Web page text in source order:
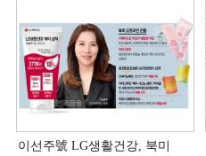
이선주號 LG생활건강, 북미